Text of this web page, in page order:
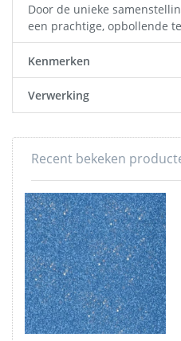
Door de unieke
een prachtige, opbollende
Kenmerken
Verwerking
Recent bekeken